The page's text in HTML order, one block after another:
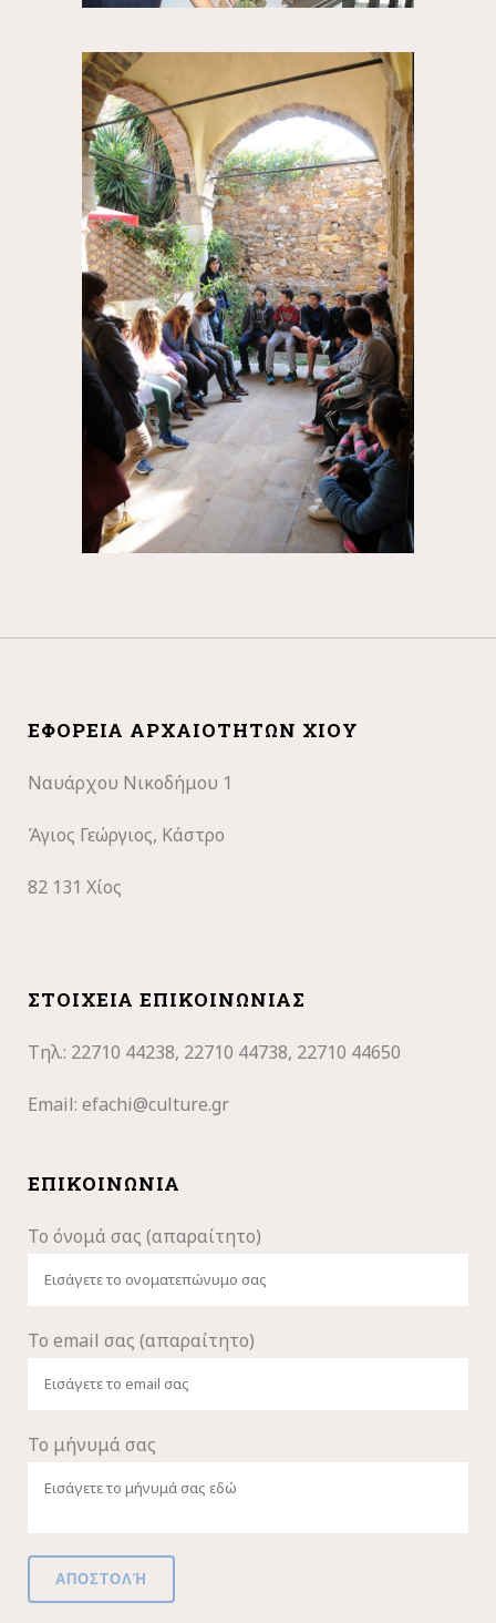
ΕΦΟΡΕΊΑ ΑΡΧΑΙΟΤΉΤΩΝ ΧΊΟΥ
Ναυάρχου Νικοδήμου 1
Άγιος Γεώργιος, Κάστρο
82 131 Χίος
ΣΤΟΙΧΕΊΑ ΕΠΙΚΟΙΝΩΝΊΑΣ
Τηλ.: 22710 44238, 22710 44738, 22710 44650
Email: efachi@culture.gr
ΕΠΙΚΟΙΝΩΝΊΑ
Το όνομά σας (απαραίτητο)
Το email σας (απαραίτητο)
Το μήνυμά σας